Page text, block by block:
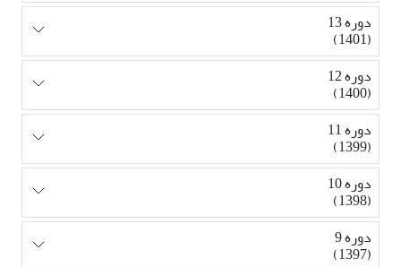
دوره 13
(1401)
دوره 12
(1400)
دوره 11
(1399)
دوره 10
(1398)
دوره 9
(1397)